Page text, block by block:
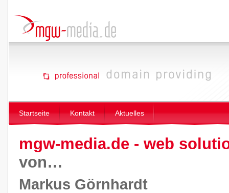
Startseite Kontakt Aktuelles
mgw-media.de - web
von…
Markus Görnhardt